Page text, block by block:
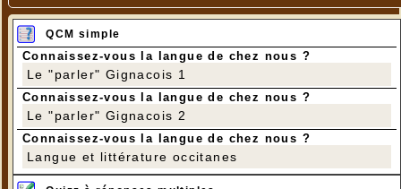
QCM simple
Connaissez-vous la langue de chez nous ?
Le "parler" Gignacois 1
Connaissez-vous la langue de chez nous ?
Le "parler" Gignacois 2
Connaissez-vous la langue de chez nous ?
Langue et littérature occitanes